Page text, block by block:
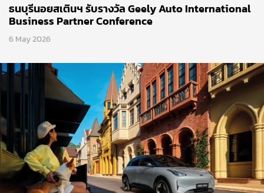
ธนบุรีนอยสเตินฯ รับรางวัล Geely Auto International
Business Partner Conference
6 May 2026